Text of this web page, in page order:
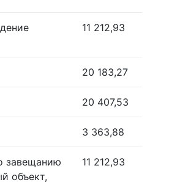
11 212,93
20 183,27
20 407,53
3 363,88
завещанию
объект,
11 212,93